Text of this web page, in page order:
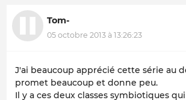
Tom-
05 octobre 2013 à 13:26:23
J'ai beaucoup apprécié cette série au
promet beaucoup et donne peu.
Il y a ces deux classes symbiotiques